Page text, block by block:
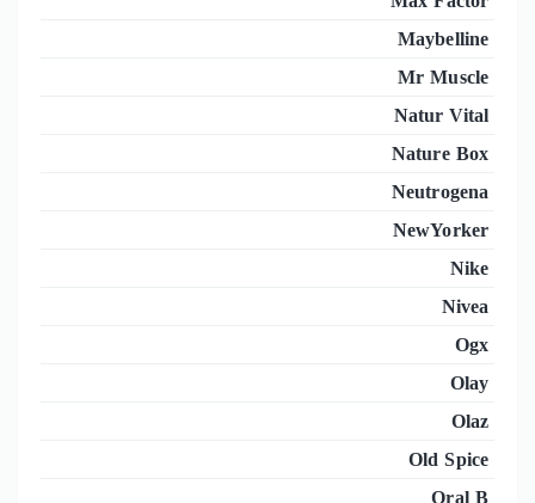
Maybelline
Mr Muscle
Natur Vital
Nature Box
Neutrogena
NewYorker
Nike
Nivea
Ogx
Olay
Olaz
Old Spice